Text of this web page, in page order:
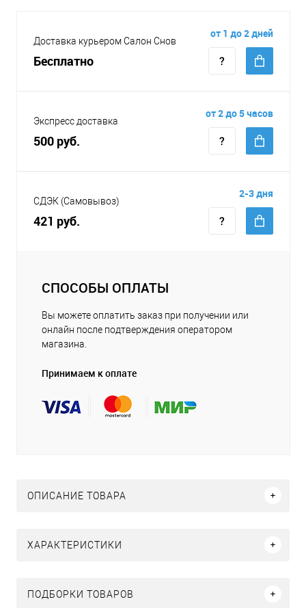
Доставка курьером Салон Снов
Бесплатно
от 1 до 2 дней
Экспресс доставка
500 руб.
от 2 до 5 часов
СДЭК (Самовывоз)
421 руб.
2-3 дня
СПОСОБЫ ОПЛАТЫ
Вы можете оплатить заказ при получении или
онлайн после подтверждения оператором
магазина.
Принимаем к оплате
ОПИСАНИЕ ТОВАРА
ХАРАКТЕРИСТИКИ
ПОДБОРКИ ТОВАРОВ